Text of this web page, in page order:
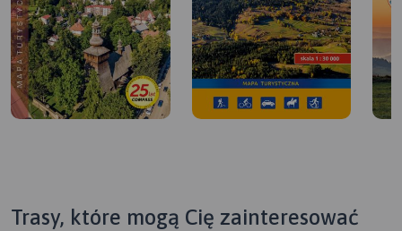
Trasy, które mogą Cię zainteresować